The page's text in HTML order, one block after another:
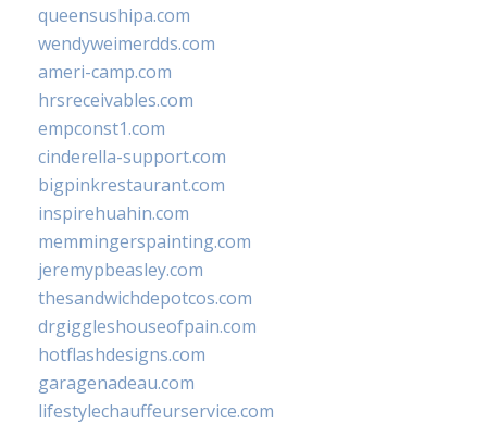
queensushipa.com
wendyweimerdds.com
ameri-camp.com
hrsreceivables.com
empconst1.com
cinderella-support.com
bigpinkrestaurant.com
inspirehuahin.com
memmingerspainting.com
jeremypbeasley.com
thesandwichdepotcos.com
drgiggleshouseofpain.com
hotflashdesigns.com
garagenadeau.com
lifestylechauffeurservice.com